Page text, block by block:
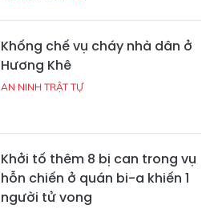
Khống chế vụ cháy nhà dân ở
Hương Khê
AN NINH TRẬT TỰ
Khởi tố thêm 8 bị can trong vụ
hỗn chiến ở quán bi-a khiến 1
người tử vong